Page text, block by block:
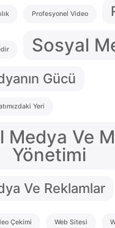
Profesyonel Video
Sosyal
Gücü
Yeri
Medya Ve
Yönetimi
Ve Reklamlar
Çekimi Web Sitesi